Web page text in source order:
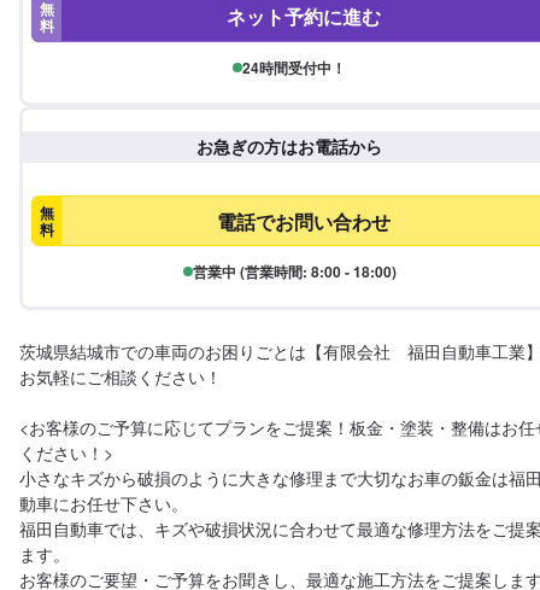
無
料 ネット予約に進む
24時間受付中！
お急ぎの方はお電話から
無
料 電話でお問い合わせ
営業中 (営業時間: 8:00 - 18:00)
茨城県結城市での車両のお困りごとは【有限会社　福田自動車工業
お気軽にご相談ください！
<お客様のご予算に応じてプランをご提案！板金・塗装・整備はお任
ください！>
小さなキズから破損のように大きな修理まで大切なお車の鈑金は福
動車にお任せ下さい。
福田自動車では、キズや破損状況に合わせて最適な修理方法をご提
ます。
お客様のご要望・ご予算をお聞きし、最適な施工方法をご提案しま